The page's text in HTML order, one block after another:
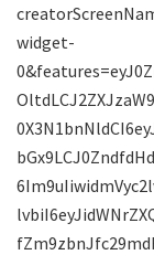
widget-